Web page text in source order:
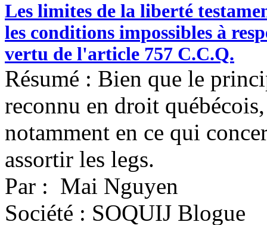
Les limites de la liberté
les conditions impossibles à
vertu de l'article 757 C.C.Q.
Résumé : Bien que le
reconnu en droit
notamment en ce qui
assortir les legs.
Par : Mai Nguyen
Société : SOQUIJ Blogue